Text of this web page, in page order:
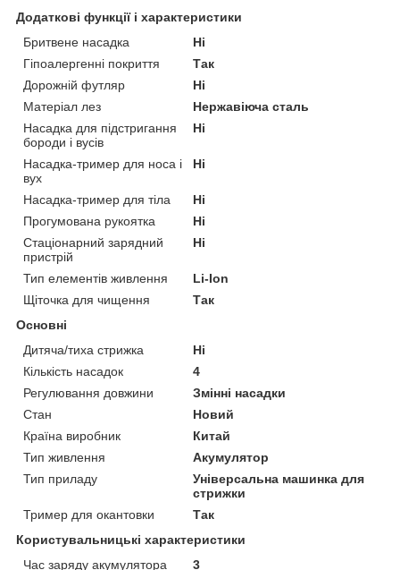
Додаткові функції і характеристики
Бритвене насадка
Ні
Гіпоалергенні покриття
Так
Дорожній футляр
Ні
Матеріал лез
Нержавіюча сталь
Насадка для підстригання
бороди і вусів
Ні
Насадка-тример для носа і
вух
Ні
Насадка-тример для тіла
Ні
Прогумована рукоятка
Ні
Стаціонарний зарядний
пристрій
Ні
Тип елементів живлення
Li-Ion
Щіточка для чищення
Так
Основні
Дитяча/тиха стрижка
Ні
Кількість насадок
4
Регулювання довжини
Змінні насадки
Стан
Новий
Країна виробник
Китай
Тип живлення
Акумулятор
Тип приладу
Універсальна машинка для
стрижки
Тример для окантовки
Так
Користувальницькі характеристики
Час заряду акумулятора
3